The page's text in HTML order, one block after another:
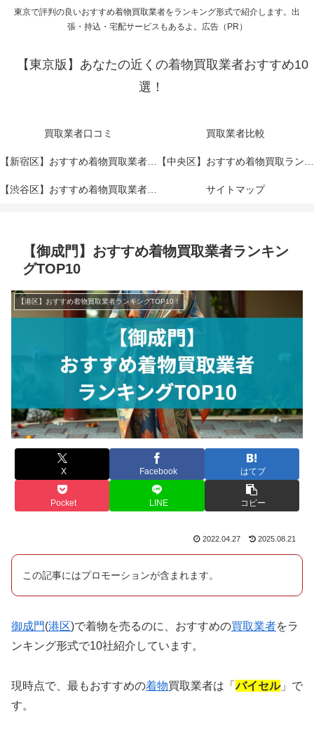
東京で評判の良いおすすめ着物買取業者をランキング形式で紹介します。出
張・持込・宅配サービスもあるよ。広告（PR）
【東京版】あなたの近くの着物買取業者おすすめ10
選！
買取業者口コミ 買取業者比較
【新宿区】おすすめ着物買取業者ランキングTOP10！ 【中央区】おすすめ着物買取ランキングTOP10！
【渋谷区】おすすめ着物買取業者ランキングTOP10！ サイトマップ
【御成門】おすすめ着物買取業者ランキン
グTOP10
【港区】おすすめ着物買取業者ランキングTOP10！
X Facebook はてブ
Pocket LINE コピー
2022.04.27 2025.08.21
この記事にはプロモーションが含まれます。
御成門(港区)で着物を売るのに、おすすめの買取業者をラ
ンキング形式で10社紹介しています。
現時点で、最もおすすめの着物買取業者は「バイセル」で
す。